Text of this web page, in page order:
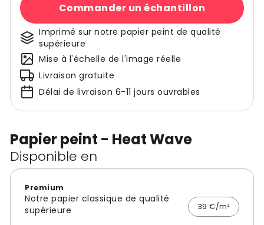
Papier peint - Heat Wave
Disponible en
Premium
Notre papier classique de qualité
supérieure
39 €/m²
Commander un échantillon
Imprimé sur notre papier peint de qualité
supérieure
Mise à l'échelle de l'image réelle
Livraison gratuite
Délai de livraison 6-11 jours ouvrables